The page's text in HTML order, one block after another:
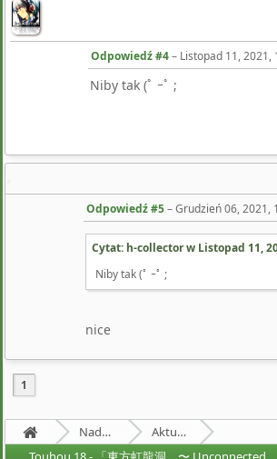
Odpowiedź #4– Listopad 11, 2021,
Niby tak (ﾟ ｰﾟ ;
Odpowiedź #5–Grudzień 06, 2021,
Cytat: h-collector w Listopad 11,
Niby tak (ﾟ ｰﾟ ;
nice
1
Nadprzyrodzona Granica
Aktualności